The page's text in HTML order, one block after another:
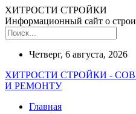
ХИТРОСТИ СТРОЙКИ
Информационный сайт о
Четверг, 6 августа, 2026
ХИТРОСТИ СТРОЙКИ -
И РЕМОНТУ
Главная